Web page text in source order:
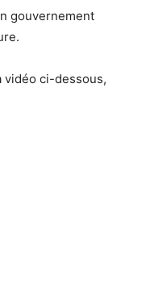
gouvernement
vidéo ci-dessous,